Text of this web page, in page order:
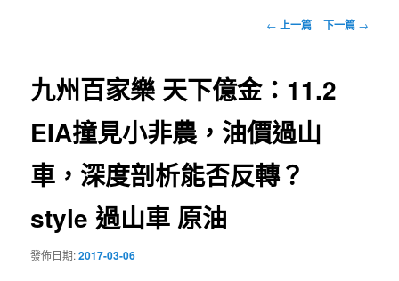
文
覽
← 上一篇 下一篇 →
九州百家樂 天下億金：11.2
EIA撞見小非農，油價過山
車，深度剖析能否反轉？
style 過山車 原油
發佈日期:2017-03-06